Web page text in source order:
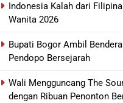
Indonesia Kalah dari
Wanita 2026
Bupati Bogor Ambil
Pendopo Bersejarah
Wali Mengguncang The
dengan Ribuan Penonton